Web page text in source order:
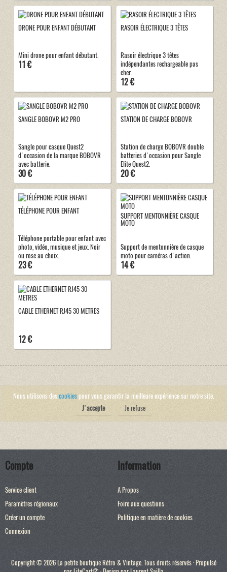
DRONE POUR ENFANT DÉBUTANT
Mini drone pour enfant débutant.
11 €
RASOIR ÉLECTRIQUE 3 TÊTES
Rasoir électrique 3 têtes
indépendantes rechargeable pas
cher.
12 €
SANGLE BOBOVR M2 PRO
Sangle pour casque Quest2
d'occasion de la marque BOBOVR
avec batterie.
30 €
STATION DE CHARGE BOBOVR
Station de charge BOBOVR double
batteries d'occasion pour Sangle
Elite Quest2.
20 €
TÉLÉPHONE POUR ENFANT
Téléphone portable pour enfant avec
photo, vidéo, musique et jeux. Noir
ou rose au choix.
23 €
SUPPORT MENTONNIÈRE CASQUE
MOTO
Support de mentonnière de casque
moto pour caméras d'action.
14 €
CABLE ETHERNET RJ45 30 METRES
12 €
Nous utilisons descookiespour vous garantir la meilleure expérience sur notre site.
J'accepte
Je refuse
Compte
Service client
Paramètres régionaux
Créer un compte
Connexion
Information
A Propos
Foire aux questions
Politique en matière de cookies
Copyright © 2026 La petite boutique Rétro & Vintage. Tous droits réservés · Propulsé